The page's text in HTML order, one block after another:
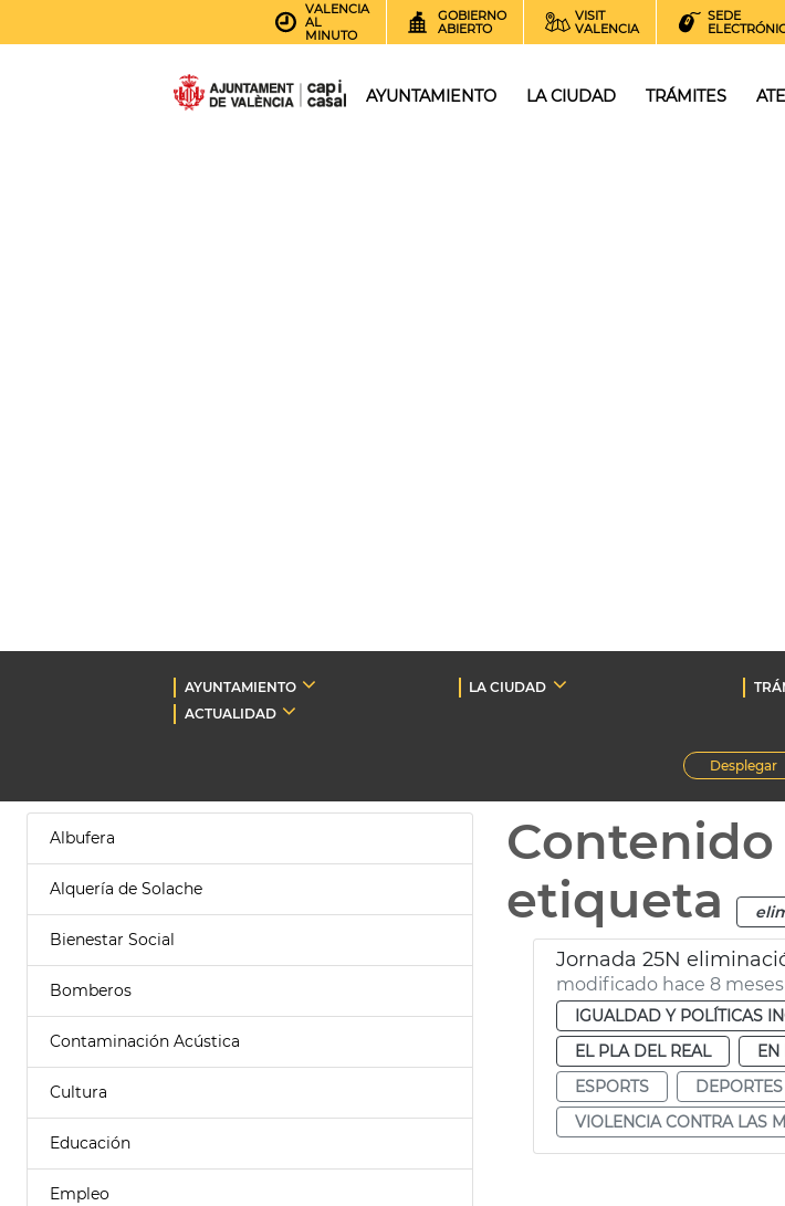
VALENCIA
AL
MINUTO
GOBIERNO
ABIERTO
VISIT
VALENCIA
SEDE
AYUNTAMIENTO LA CIUDAD TRÁMITES
AYUNTAMIENTO LA CIUDAD
ACTUALIDAD
Desplegar
Albufera
Alquería de Solache
Bienestar Social
Bomberos
Contaminación Acústica
Cultura
Educación
Empleo
etiqueta
Jornada 25N
modificado hace 8 meses
IGUALDAD Y POLÍTICAS
EL PLA DEL REAL
EN
ESPORTS
DEPORTES
VIOLENCIA CONTRA LAS